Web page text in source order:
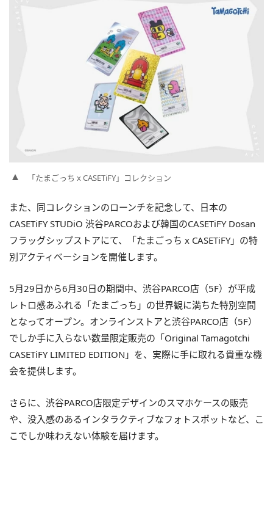
「たまごっち x CASETiFY」コレクション
また、同コレクションのローンチを記念して、日本の
CASETiFY STUDiO 渋谷PARCOおよび韓国のCASETiFY Dosan
フラッグシップストアにて、「たまごっち x CASETiFY」の特
別アクティベーションを開催します。
5月29日から6月30日の期間中、渋谷PARCO店（5F）が平成
レトロ感あふれる「たまごっち」の世界観に満ちた特別空間
となってオープン。オンラインストアと渋谷PARCO店（5F）
でしか手に入らない数量限定販売の「Original Tamagotchi
CASETiFY LIMITED EDITION」を、実際に手に取れる貴重な機
会を提供します。
さらに、渋谷PARCO店限定デザインのスマホケースの販売
や、没入感のあるインタラクティブなフォトスポットなど、こ
こでしか味わえない体験を届けます。